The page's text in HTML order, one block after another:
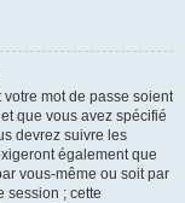
mot de passe soient
que vous avez spécifié
devrez suivre les
également que
vous-même ou soit par
session ; cette